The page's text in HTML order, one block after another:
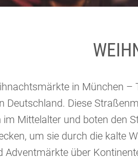
in München
Deutschland. Diese
im Mittelalter und boten den
um sie durch die kalte
Adventmärkte über